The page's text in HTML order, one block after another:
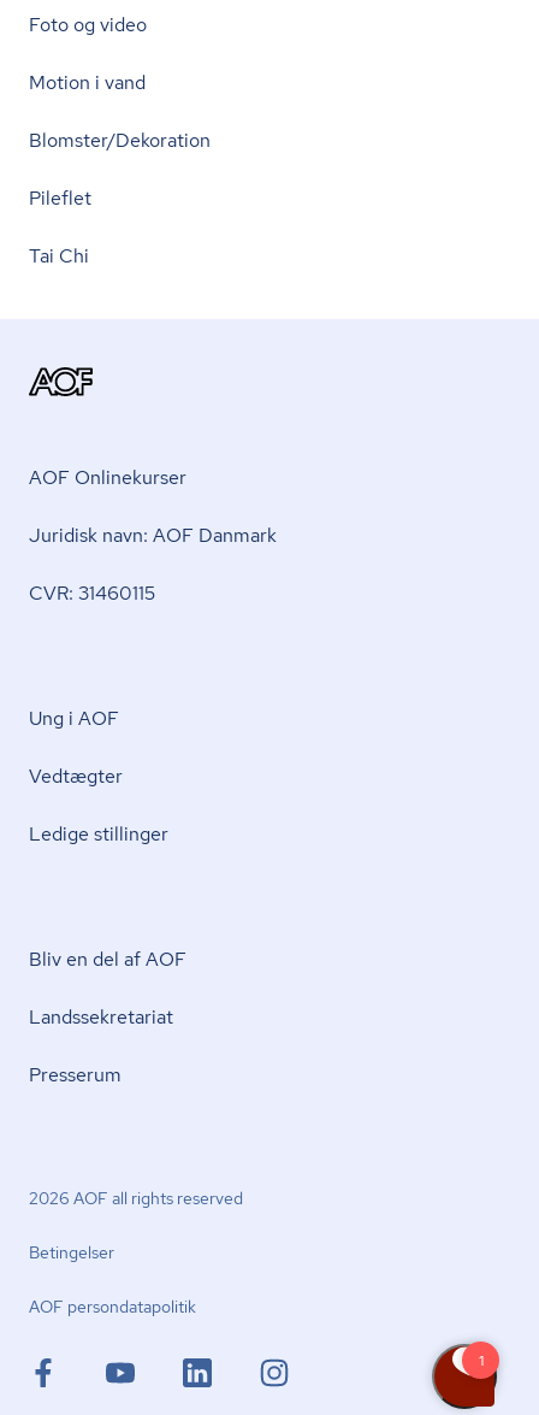
Foto og video
Motion i vand
Blomster/Dekoration
Pileflet
Tai Chi
AOF Onlinekurser
Juridisk navn: AOF Danmark
CVR: 31460115
Ung i AOF
Vedtægter
Ledige stillinger
Bliv en del af AOF
Lands­se­kre­ta­ri­at
Presserum
2026 AOF all rights reserved
Betingelser
AOF per­son­da­ta­po­li­tik